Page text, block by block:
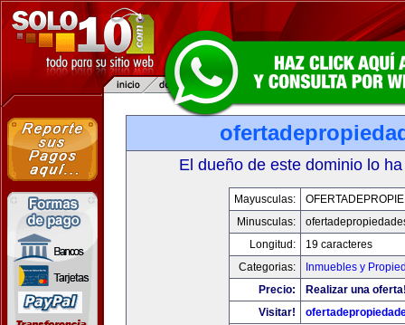
El dueño de este dominio lo
Mayusculas:
Minusculas:
Longitud:
19 caracteres
Categorias:
Inmuebles y
Precio:
Realizar una
Visitar!